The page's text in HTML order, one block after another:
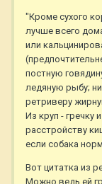
"Кроме сухого
лучше всего
или
постную
ледяную рыбу;
ретриверу
Из круп - гречку
расстройству
если собака
Вот цитатка из
Можно ведь ей